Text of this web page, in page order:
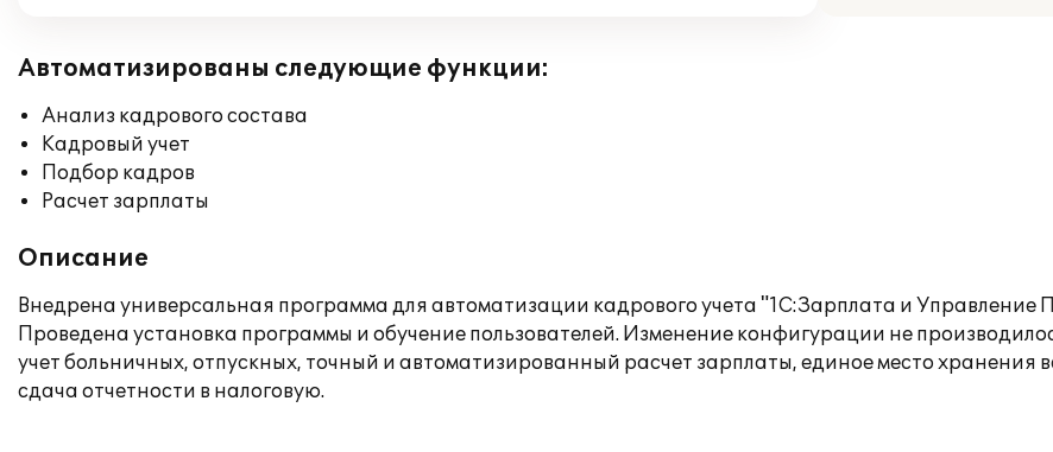
Автоматизированы следующие функции:
Анализ кадрового состава
Кадровый учет
Подбор кадров
Расчет зарплаты
Описание
Внедрена универсальная программа для автоматизации кадрового учета "1С:Зарплата и
Проведена установка программы и обучение пользователей. Изменение конфигурации не
учет больничных, отпускных, точный и автоматизированный расчет зарплаты, единое место
сдача отчетности в налоговую.